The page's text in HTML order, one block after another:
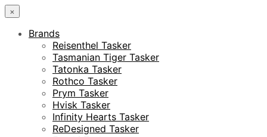
×
Brands
Reisenthel Tasker
Tasmanian Tiger Tasker
Tatonka Tasker
Rothco Tasker
Prym Tasker
Hvisk Tasker
Infinity Hearts Tasker
ReDesigned Tasker